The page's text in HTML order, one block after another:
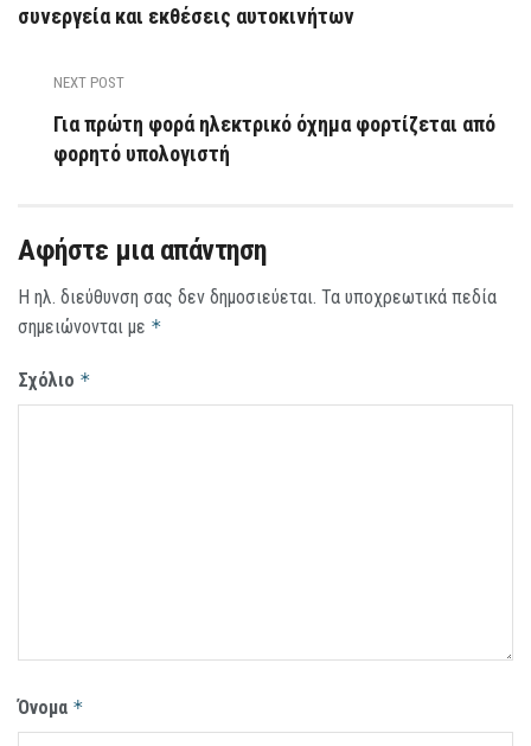
συνεργεία και εκθέσεις αυτοκινήτων
NEXT POST
Για πρώτη φορά ηλεκτρικό όχημα φορτίζεται από
φορητό υπολογιστή
Αφήστε μια απάντηση
Η ηλ. διεύθυνση σας δεν δημοσιεύεται. Τα υποχρεωτικά πεδία
σημειώνονται με *
Σχόλιο *
Όνομα *